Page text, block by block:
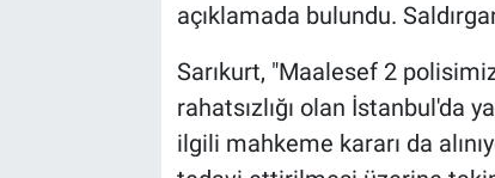
açıklamada bulundu.
Sarıkurt, "Maalesef 2
rahatsızlığı olan İstanbul'da
ilgili mahkeme kararı da